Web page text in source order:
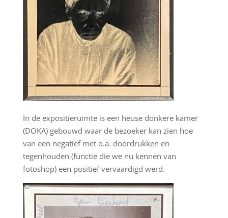
In de expositieruimte is een heuse donkere kamer
(DOKA) gebouwd waar de bezoeker kan zien hoe
van een negatief met o.a. doordrukken en
tegenhouden (functie die we nu kennen van
fotoshop) een positief vervaardigd werd.